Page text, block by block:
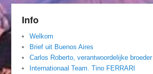
Info
Welkom
Brief uit Buenos Aires
Carlos Roberto, verantwoordelijke broeder
Internationaal Team. Tino FERRARI